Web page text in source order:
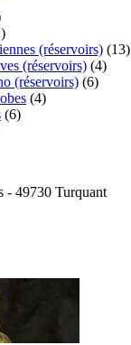
(réservoirs) (13)
(réservoirs) (4)
(réservoirs) (6)
(4)
(6)
- 49730 Turquant